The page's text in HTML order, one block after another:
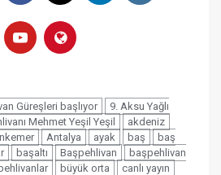
Güreşleri başlıyor
9. Aksu Yağlı
Mehmet Yeşil Yeşil
akdeniz
Antalya ayak baş
baş
başaltı Başpehlivan
başpehlivan
büyük orta
canlı yayın